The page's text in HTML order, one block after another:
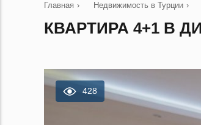
Главная › Недвижимость в Турции ›
КВАРТИРА 4+1 В
428